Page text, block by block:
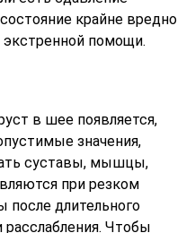
крайне вредно
экстренной помощи.
в шее появляется,
значения,
суставы, мышцы,
при резком
после длительного
расслабления. Чтобы